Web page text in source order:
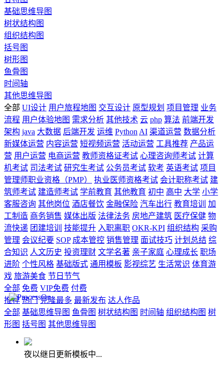
基础思维导图
树状结构图
组织结构图
括号图
树形图
鱼骨图
时间轴
其他思维导图
全部 UI设计 用户旅程地图 交互设计 原型规划 项目管理 业务
流程 用户体验地图 需求分析 其他技术 云 php 算法 前端开发
架构 java 大数据 后端开发 运维 Python AI 渠道运营 数据分析
新媒体运营 内容运营 短视频运营 活动运营 工具推荐 产品运
营 用户运营 电商运营 教师资格证考试 心理咨询师考试 计算
机考试 司法考试 研究生考试 公务员考试 软考 英语考试 项目
管理师职业资格（PMP）
执业医师资格考试 会计职称考试 建
筑师考试 建造师考试 学前教育 其他教育 初中 高中 大学 小学
客服咨询 其他岗位 酒店餐饮 金融保险 汽车出行 教育培训
加
工制造 商务销售 媒体出版 法律法务 房地产建筑 医疗保健 物
流快递 团建培训 技能提升 入职离职 OKR-KPI 组织结构 采购
管理 会议纪要 SOP 成本管控 销售管理 面试技巧 计划总结 综
合知识 人文历史 投资理财 文学名著 亲子家庭 心理成长 职场
进阶 个性风格 基础版式 通用模板 影视综艺 生活常识 体育游
戏 旅游美食 节日节气
全部 免费 VIP免费 付费
推荐 热门 克隆最多 最新发布 达人作品
全部 基础思维导图 鱼骨图 树状结构图 时间轴 组织结构图 树
形图 括号图 其他思维导图
夜以继日更新模板中...